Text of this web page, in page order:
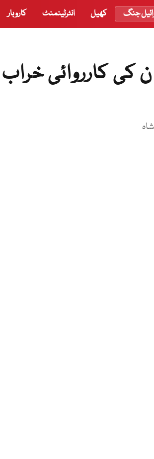
جنگ کھیل انٹرٹینمنٹ کاروبار
کی کارروائی خراب